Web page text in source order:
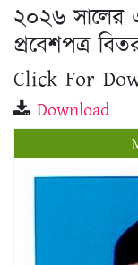
২০২৬ সালের
প্রবেশপত্র
Click For
Download